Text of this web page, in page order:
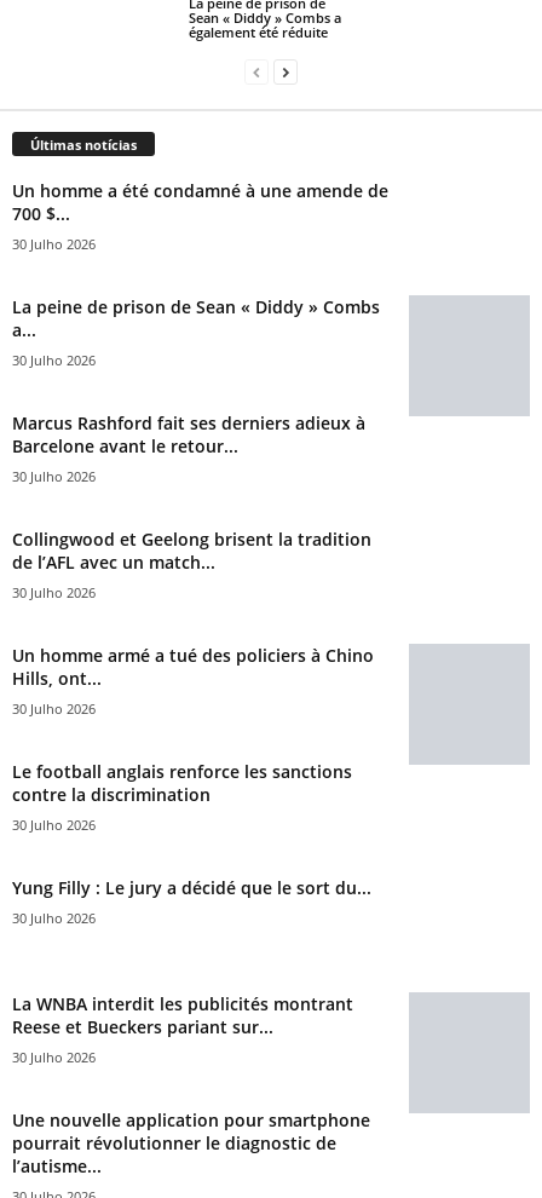
Sean « Diddy » Combs a
également été réduite
Últimas notícias
Un homme a été condamné à une amende de
700 $...
30 Julho 2026
La peine de prison de Sean « Diddy » Combs
a...
30 Julho 2026
Marcus Rashford fait ses derniers adieux à
Barcelone avant le retour...
30 Julho 2026
Collingwood et Geelong brisent la tradition
de l’AFL avec un match...
30 Julho 2026
Un homme armé a tué des policiers à Chino
Hills, ont...
30 Julho 2026
Le football anglais renforce les sanctions
contre la discrimination
30 Julho 2026
Yung Filly : Le jury a décidé que le sort du...
30 Julho 2026
La WNBA interdit les publicités montrant
Reese et Bueckers pariant sur...
30 Julho 2026
Une nouvelle application pour smartphone
pourrait révolutionner le diagnostic de
l’autisme...